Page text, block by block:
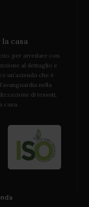
casa
per arredare con
al dettaglio e
un’azienda che è
nella
di tessuti,
casa.